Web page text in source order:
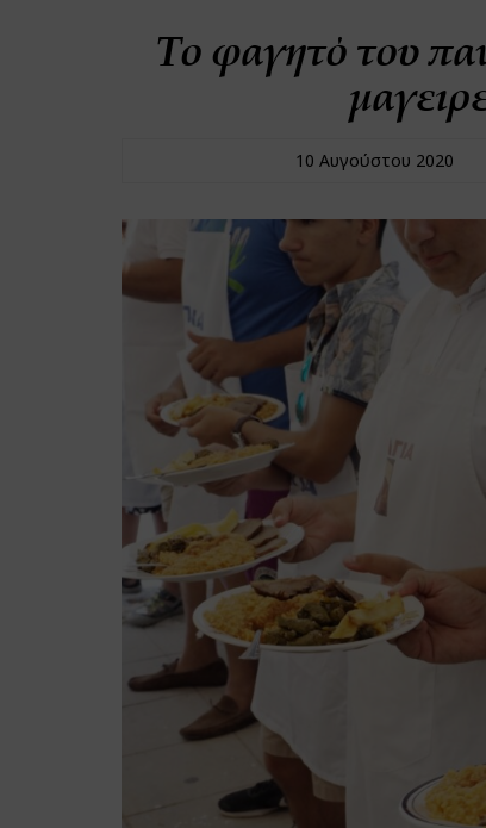
Το φαγητό του
10 Αυγούστου 2020